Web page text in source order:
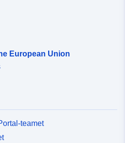
European Union
teamet